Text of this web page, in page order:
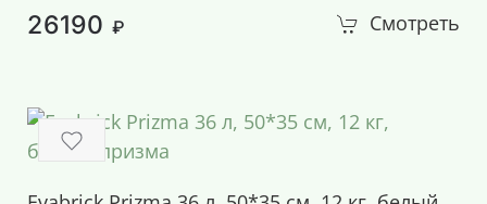
26190 ₽ Смотреть